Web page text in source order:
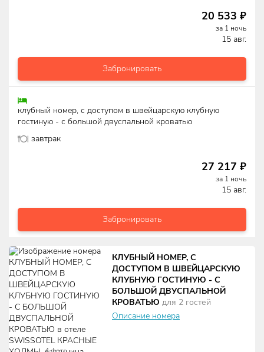
20 533 ₽
за 1 ночь
15 авг.
Забронировать
клубный номер, с доступом в швейцарскую клубную
гостиную - с большой двуспальной кроватью
завтрак
27 217 ₽
за 1 ночь
15 авг.
Забронировать
КЛУБНЫЙ НОМЕР, С
ДОСТУПОМ В ШВЕЙЦАРСКУЮ
КЛУБНУЮ ГОСТИНУЮ - С
БОЛЬШОЙ ДВУСПАЛЬНОЙ
КРОВАТЬЮ для 2 гостей
Описание номера